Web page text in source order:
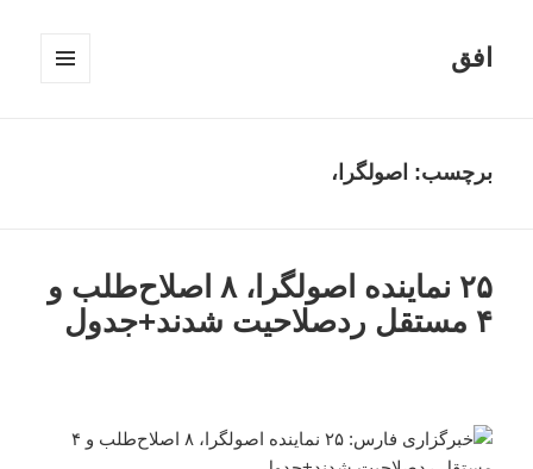
افق
برچسب: اصولگرا،
۲۵ نماینده اصولگرا، ۸ اصلاح‌طلب و
۴ مستقل ردصلاحیت شدند+جدول